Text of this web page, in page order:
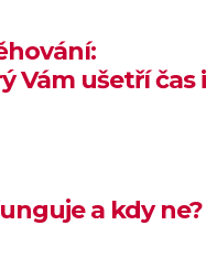
Vám ušetří čas i
a kdy ne?